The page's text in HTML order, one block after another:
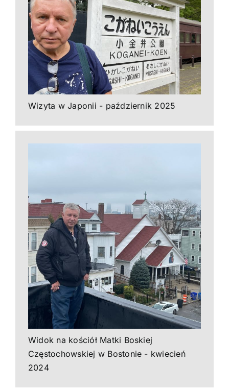
Wizyta w Japonii - październik 2025
Widok na kościół Matki Boskiej
Częstochowskiej w Bostonie - kwiecień
2024